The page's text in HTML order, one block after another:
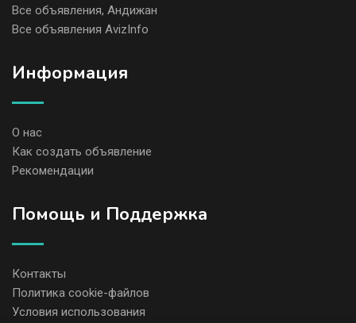
Все объявления, Андижан
Все объявления AvizInfo
Информация
О нас
Как создать объявление
Рекомендации
Помощь и Поддержка
Контакты
Политика cookie-файлов
Условия использования